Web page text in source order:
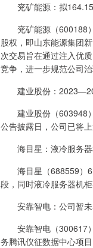
兖矿能源：拟164.15
兖矿能源（600188）
股权，即山东能源集团
次交易旨在通过注入优
竞争，进一步规范公司治
建业股份：
建业股份（603948）
公告披露日，公司已将
海目星：液冷服务器
海目星（688559）6
段，同时液冷服务器机
安靠智电：公司暂未
安靠智电（300617）
务腾讯仪征数据中心项